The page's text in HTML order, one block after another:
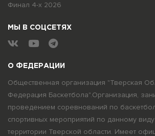
О ФЕДЕРАЦИИ
Общественная организация "Тверская
Федерация Баскетбола".Организация,
проведением соревнований по
спортивных мероприятий по данному
территории Тверской области. Имеет
Финал 4-х 2026
МЫ В СОЦСЕТЯХ